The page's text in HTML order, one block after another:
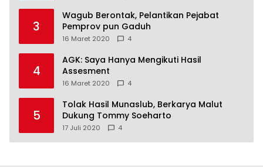
3
Wagub Berontak, Pelantikan Pejabat
Pemprov pun Gaduh
16 Maret 2020 4
4
AGK: Saya Hanya Mengikuti Hasil
Assesment
16 Maret 2020 4
5
Tolak Hasil Munaslub, Berkarya Malut
Dukung Tommy Soeharto
17 Juli 2020 4